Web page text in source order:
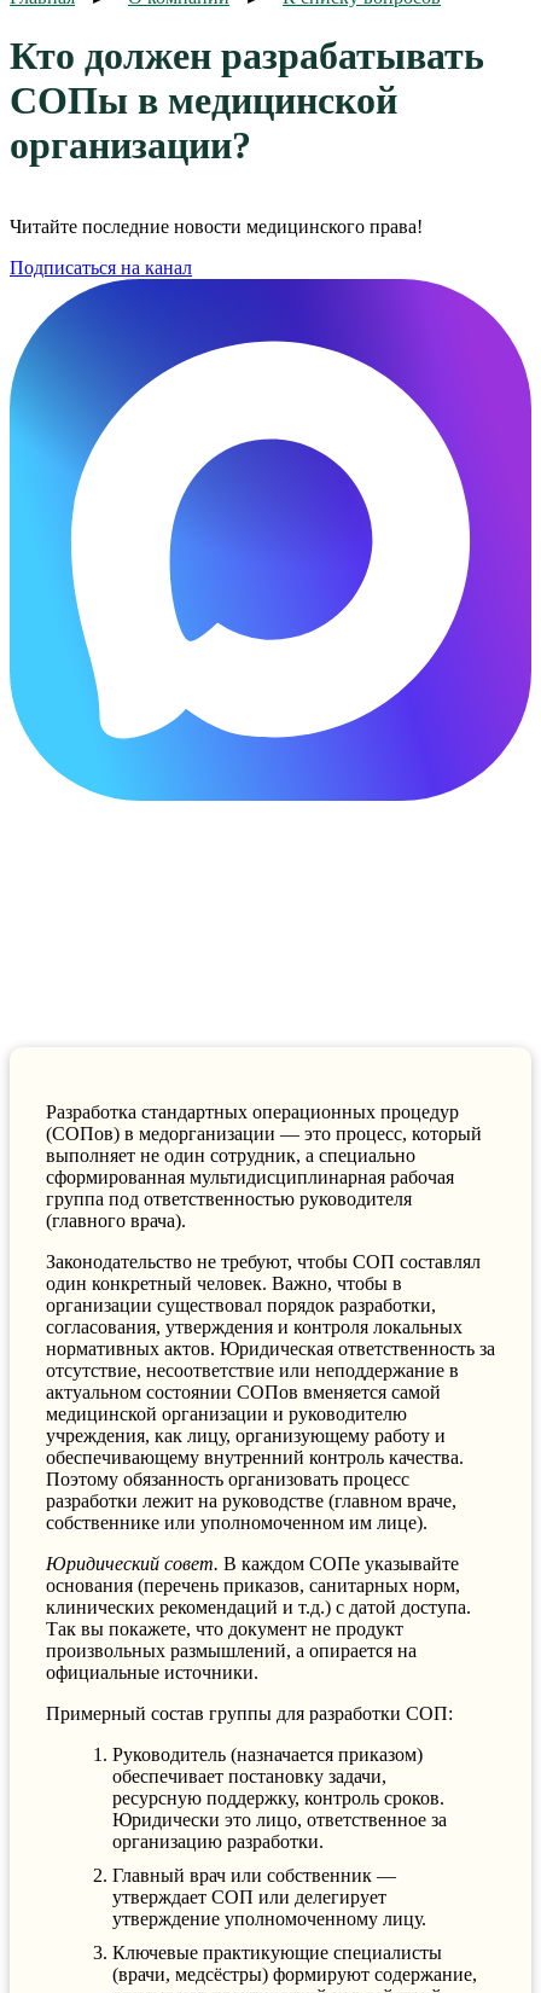
Кто должен разрабатывать
СОПы в медицинской
организации?
Читайте последние новости медицинского права!
Подписаться на канал
Разработка стандартных операционных процедур
(СОПов) в медорганизации — это процесс, который
выполняет не один сотрудник, а специально
сформированная мультидисциплинарная рабочая
группа под ответственностью руководителя
(главного врача).
Законодательство не требуют, чтобы СОП составлял
один конкретный человек. Важно, чтобы в
организации существовал порядок разработки,
согласования, утверждения и контроля локальных
нормативных актов. Юридическая ответственность за
отсутствие, несоответствие или неподдержание в
актуальном состоянии СОПов вменяется самой
медицинской организации и руководителю
учреждения, как лицу, организующему работу и
обеспечивающему внутренний контроль качества.
Поэтому обязанность организовать процесс
разработки лежит на руководстве (главном враче,
собственнике или уполномоченном им лице).
Юридический совет. В каждом СОПе указывайте
основания (перечень приказов, санитарных норм,
клинических рекомендаций и т.д.) с датой доступа.
Так вы покажете, что документ не продукт
произвольных размышлений, а опирается на
официальные источники.
Примерный состав группы для разработки СОП:
Руководитель (назначается приказом)
обеспечивает постановку задачи,
ресурсную поддержку, контроль сроков.
Юридически это лицо, ответственное за
организацию разработки.
Главный врач или собственник —
утверждает СОП или делегирует
утверждение уполномоченному лицу.
Ключевые практикующие специалисты
(врачи, медсёстры) формируют содержание,